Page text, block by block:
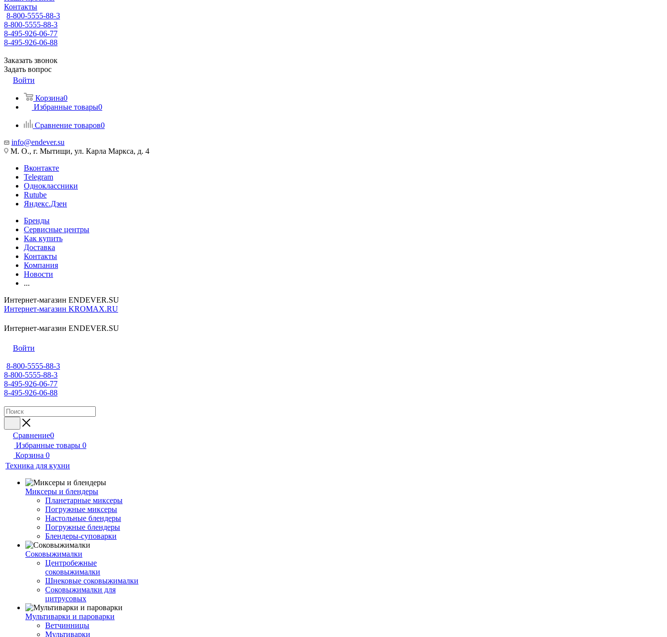
Контакты
8-800-5555-88-3
8-800-5555-88-3
8-495-926-06-77
8-495-926-06-88
Заказать звонок
Задать вопрос
Войти
Корзина0
Избранные товары0
Сравнение товаров0
info@endever.su
М. О., г. Мытищи, ул. Карла Маркса, д. 4
Вконтакте
Telegram
Одноклассники
Rutube
Яндекс.Дзен
Бренды
Сервисные центры
Как купить
Доставка
Контакты
Компания
Новости
...
Интернет-магазин ENDEVER.SU
Интернет-магазин KROMAX.RU
Интернет-магазин ENDEVER.SU
Войти
8-800-5555-88-3
8-800-5555-88-3
8-495-926-06-77
8-495-926-06-88
Сравнение0
Избранные товары 0
Корзина 0
Техника для кухни
Миксеры и блендеры
Планетарные миксеры
Погружные миксеры
Настольные блендеры
Погружные блендеры
Блендеры-суповарки
Соковыжималки
Центробежные
соковыжималки
Шнековые соковыжималки
Соковыжималки для
цитрусовых
Мультиварки и пароварки
Ветчинницы
Мультиварки